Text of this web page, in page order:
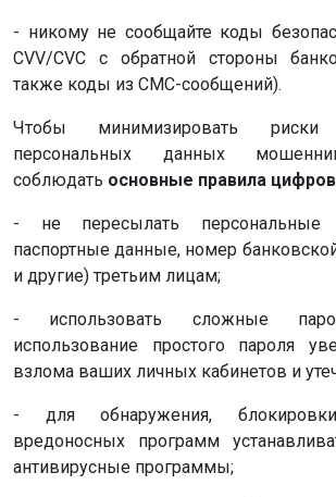
- никому не сообщайте коды
CVV/CVC с обратной стороны
также коды из СМС-сообщений).
Чтобы минимизировать риски
персональных данных
соблюдать основные правила
- не пересылать
паспортные данные, номер
и другие) третьим лицам;
- использовать сложные
использование простого пароля
взлома ваших личных кабинетов и
- для обнаружения,
вредоносных программ
антивирусные программы;